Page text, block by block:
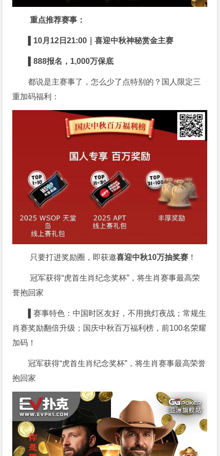
重点推荐赛事：
10月 12 日21:00 ｜喜迎中秋神秘赏金主赛
▌888报名， 1,000万保底
都说是主赛事了，怎么少了点特别的？国人限定三
重加码福利：
只要打进奖励圈，即获邀喜迎中秋10万抽奖赛 ！
冠军获得“虎首生肖纪念奖杯”，将生肖赛事最高荣
誉抱回家
▌赛事特色：中国时区友好，不用挑灯夜战；常规生
肖赛奖励翻倍升级；国庆中秋百万福利榜，前100名荣耀
加码！
冠军获得“虎首生肖纪念奖杯”，将生肖赛事最高荣誉
抱回家